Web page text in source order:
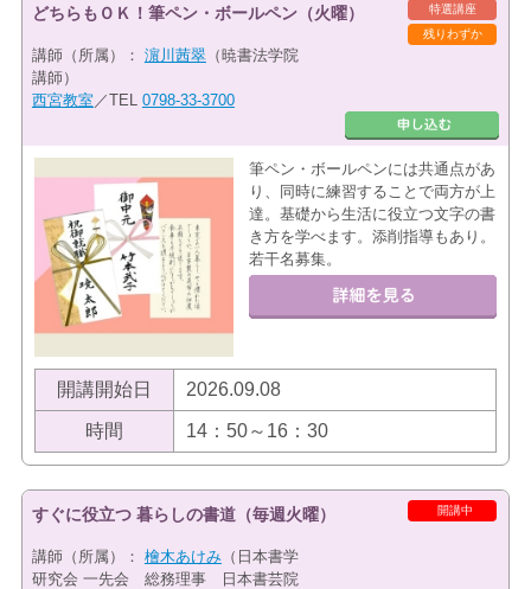
特選講座
残りわずか
どちらもＯＫ！筆ペン・ボールペン（火曜）
講師（所属）： 濵川茜翠（暁書法学院
講師）
西宮教室 ／TEL 0798-33-3700
筆ペン・ボールペンには共通点があ
り、同時に練習することで両方が上
達。基礎から生活に役立つ文字の書
き方を学べます。添削指導もあり。
若干名募集。
開講開始日 2026.09.08
時間 14：50～16：30
開講中
すぐに役立つ 暮らしの書道（毎週火曜）
講師（所属）： 檜木あけみ（日本書学
研究会 一先会 総務理事 日本書芸院